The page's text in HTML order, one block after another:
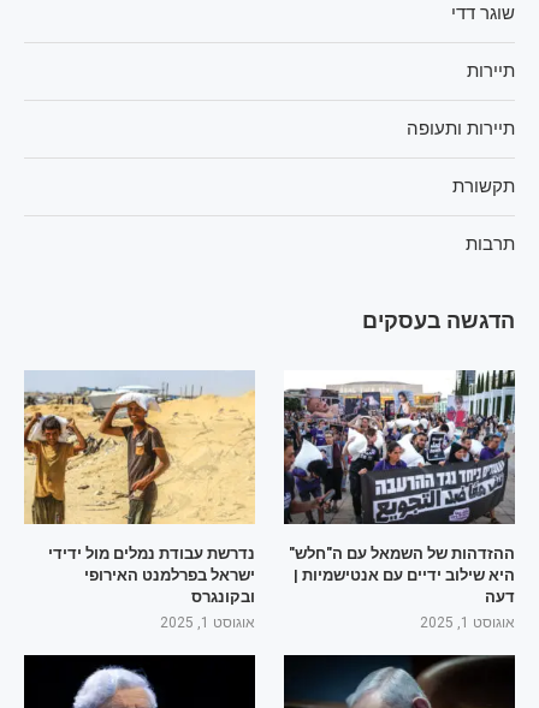
שוגר דדי
תיירות
תיירות ותעופה
תקשורת
תרבות
הדגשה בעסקים
ההזדהות של השמאל עם ה"חלש"
היא שילוב ידיים עם אנטישמיות |
דעה
אוגוסט 1, 2025
נדרשת עבודת נמלים מול ידידי
ישראל בפרלמנט האירופי
ובקונגרס
אוגוסט 1, 2025